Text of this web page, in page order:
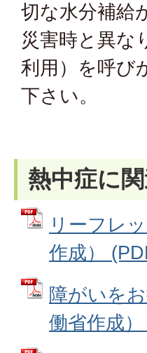
切な水分補給
災害時と異な
利用）を呼び
下さい。
熱中症に
リーフレ
作成）
障がいを
働省作成